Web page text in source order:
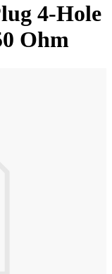
4-Hole
Ohm